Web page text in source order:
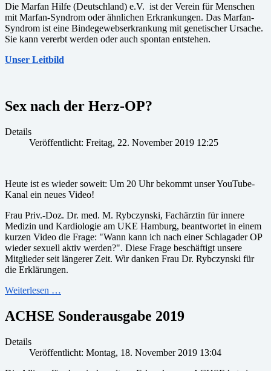
Die Marfan Hilfe (Deutschland) e.V. ist der Verein für Menschen
mit Marfan-Syndrom oder ähnlichen Erkrankungen. Das Marfan-
Syndrom ist eine Bindegewebserkrankung mit genetischer Ursache.
Sie kann vererbt werden oder auch spontan entstehen.
Unser Leitbild
Sex nach der Herz-OP?
Details
Veröffentlicht: Freitag, 22. November 2019 12:25
Heute ist es wieder soweit: Um 20 Uhr bekommt unser YouTube-
Kanal ein neues Video!
Frau Priv.-Doz. Dr. med. M. Rybczynski, Fachärztin für innere
Medizin und Kardiologie am UKE Hamburg, beantwortet in einem
kurzen Video die Frage: "Wann kann ich nach einer Schlagader OP
wieder sexuell aktiv werden?". Diese Frage beschäftigt unsere
Mitglieder seit längerer Zeit. Wir danken Frau Dr. Rybczynski für
die Erklärungen.
Weiterlesen …
ACHSE Sonderausgabe 2019
Details
Veröffentlicht: Montag, 18. November 2019 13:04